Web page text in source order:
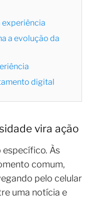
experiência
a evolução da
digital
vira ação
Às
comum,
pelo celular
uma notícia e